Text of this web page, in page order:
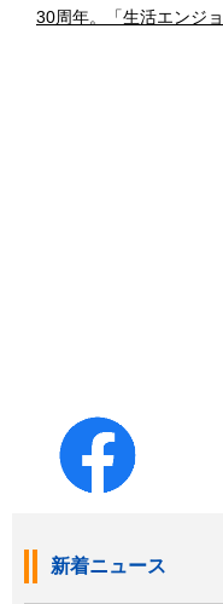
30周年。「生活エンジ
新着ニュース